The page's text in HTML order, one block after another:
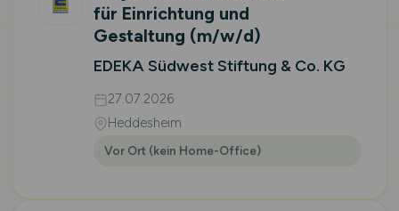
für Einrichtung und
Gestaltung (m/w/d)
EDEKA Südwest Stiftung & Co. KG
27.07.2026
Heddesheim
Vor Ort (kein Home-Office)